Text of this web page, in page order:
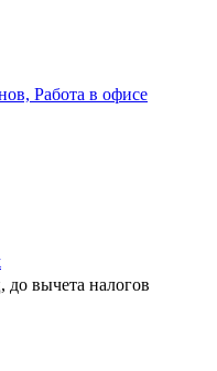
Работа в офисе
до вычета налогов